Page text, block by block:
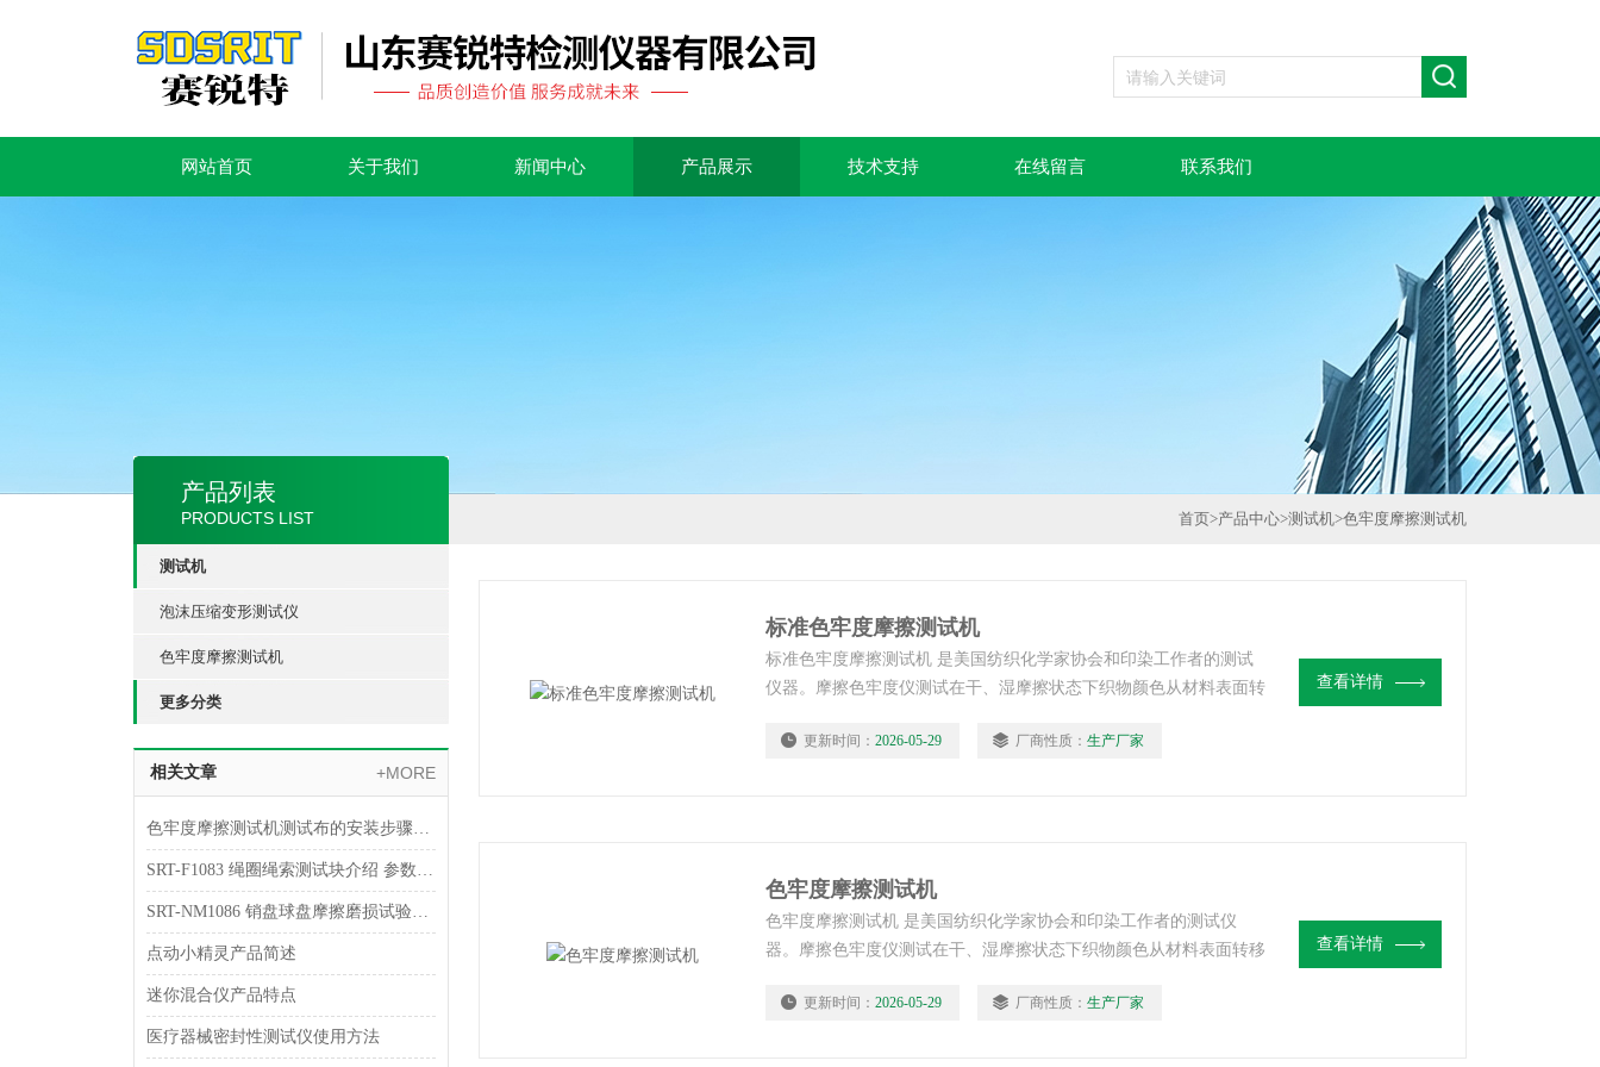
网站首页 关于我们 新闻中心 产品展示 技术支持 在线留言 联系我们
产品列表
PRODUCTS LIST
测试机
泡沫压缩变形测试仪
色牢度摩擦测试机
更多分类
相关文章 +MORE
色牢度摩擦测试机测试布的安装步骤详解
SRT-F1083 绳圈绳索测试块介绍 参数稳定
SRT-NM1086 销盘球盘摩擦磨损试验机的应用介绍 检测数据稳定
点动小精灵产品简述
迷你混合仪产品特点
医疗器械密封性测试仪使用方法
首页>产品中心>测试机>色牢度摩擦测试机
标准色牢度摩擦测试机
标准色牢度摩擦测试机 是美国纺织化学家协会和印染工作者的测试
仪器。摩擦色牢度仪测试在干、湿摩擦状态下织物颜色从材料表面转
更新时间： 2026-05-29 厂商性质： 生产厂家
查看详情
色牢度摩擦测试机
色牢度摩擦测试机 是美国纺织化学家协会和印染工作者的测试仪
器。摩擦色牢度仪测试在干、湿摩擦状态下织物颜色从材料表面转移
更新时间： 2026-05-29 厂商性质： 生产厂家
查看详情